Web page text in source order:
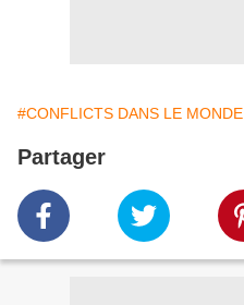
#CONFLICTS DANS LE MONDE
Partager